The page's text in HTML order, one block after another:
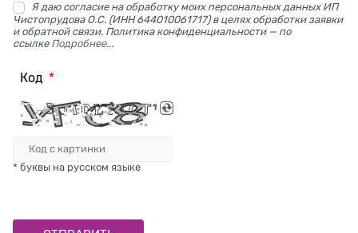
Я даю согласие на обработку моих персональных данных ИП
Чистопрудова О.С. (ИНН 644010061717) в целях обработки заявки
и обратной связи. Политика конфиденциальности — по
ссылке Подробнее...
Код
* буквы на русском языке